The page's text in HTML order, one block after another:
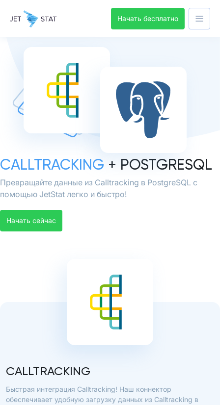
Начать бесплатно
CALLTRACKING + POSTGRESQL
Превращайте данные из Calltracking в PostgreSQL с
помощью JetStat легко и быстро!
Начать сейчас
CALLTRACKING
Быстрая интеграция Calltracking! Наш коннектор
обеспечивает удобную загрузку данных из Calltracking в